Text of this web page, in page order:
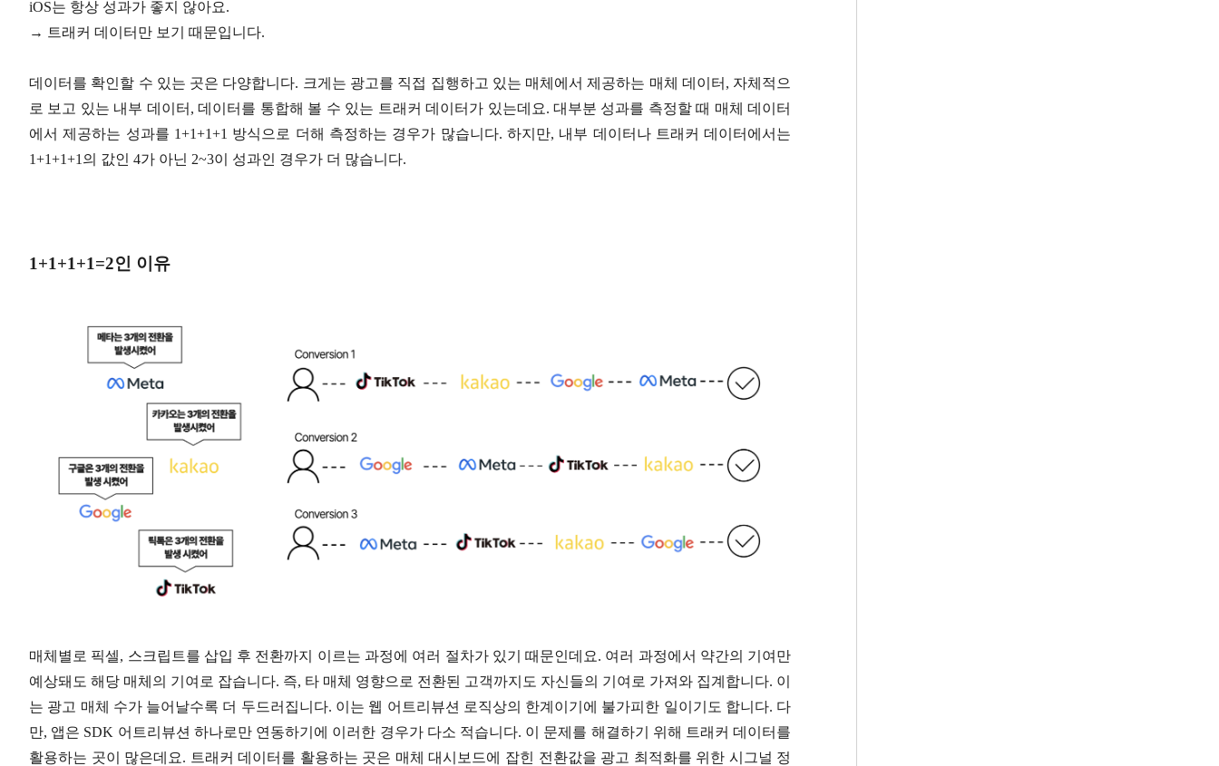
iOS는 항상 성과가 좋지 않아요.
→ 트래커 데이터만 보기 때문입니다.
데이터를 확인할 수 있는 곳은 다양합니다. 크게는 광고를 직접 집행하고 있는 매체에서 제공하는 매체 데이터, 자체적으
로 보고 있는 내부 데이터, 데이터를 통합해 볼 수 있는 트래커 데이터가 있는데요. 대부분 성과를 측정할 때 매체 데이터
에서 제공하는 성과를 1+1+1+1 방식으로 더해 측정하는 경우가 많습니다. 하지만, 내부 데이터나 트래커 데이터에서는
1+1+1+1의 값인 4가 아닌 2~3이 성과인 경우가 더 많습니다.
1+1+1+1=2인 이유
매체별로 픽셀, 스크립트를 삽입 후 전환까지 이르는 과정에 여러 절차가 있기 때문인데요. 여러 과정에서 약간의 기여만
예상돼도 해당 매체의 기여로 잡습니다. 즉, 타 매체 영향으로 전환된 고객까지도 자신들의 기여로 가져와 집계합니다. 이
는 광고 매체 수가 늘어날수록 더 두드러집니다. 이는 웹 어트리뷰션 로직상의 한계이기에 불가피한 일이기도 합니다. 다
만, 앱은 SDK 어트리뷰션 하나로만 연동하기에 이러한 경우가 다소 적습니다. 이 문제를 해결하기 위해 트래커 데이터를
활용하는 곳이 많은데요. 트래커 데이터를 활용하는 곳은 매체 대시보드에 잡힌 전환값을 광고 최적화를 위한 시그널 정